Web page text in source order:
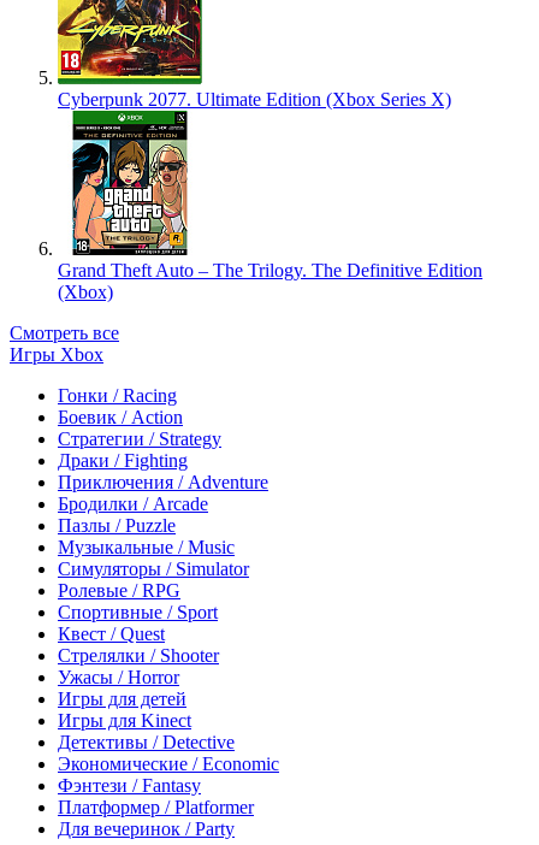
Cyberpunk 2077. Ultimate Edition (Xbox Series X)
Grand Theft Auto – The Trilogy. The Definitive Edition
(Xbox)
Смотреть все
Игры Xbox
Гонки / Racing
Боевик / Action
Стратегии / Strategy
Драки / Fighting
Приключения / Adventure
Бродилки / Arcade
Пазлы / Puzzle
Музыкальные / Music
Симуляторы / Simulator
Ролевые / RPG
Спортивные / Sport
Квест / Quest
Стрелялки / Shooter
Ужасы / Horror
Игры для детей
Игры для Kinect
Детективы / Detective
Экономические / Economic
Фэнтези / Fantasy
Платформер / Platformer
Для вечеринок / Party